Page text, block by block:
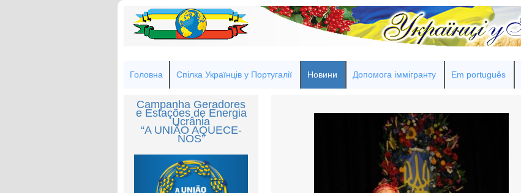
Головна Спілка Українців у Португалії Новини Допомога іммігранту Em português
Campanha Geradores
e Estações de Energia
Ucrânia
“A UNIÃO AQUECE-
NOS”